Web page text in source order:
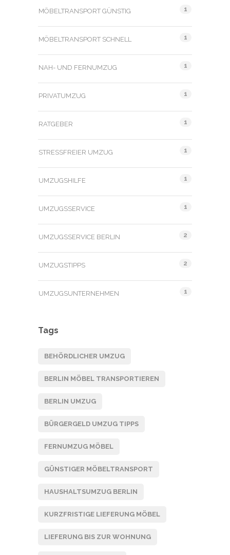
MÖBELTRANSPORT GÜNSTIG 1
MÖBELTRANSPORT SCHNELL 1
NAH- UND FERNUMZUG 1
PRIVATUMZUG 1
RATGEBER 1
STRESSFREIER UMZUG 1
UMZUGSHILFE 1
UMZUGSSERVICE 1
UMZUGSSERVICE BERLIN 2
UMZUGSTIPPS 2
UMZUGSUNTERNEHMEN 1
Tags
BEHÖRDLICHER UMZUG
BERLIN MÖBEL TRANSPORTIEREN
BERLIN UMZUG
BÜRGERGELD UMZUG TIPPS
FERNUMZUG MÖBEL
GÜNSTIGER MÖBELTRANSPORT
HAUSHALTSUMZUG BERLIN
KURZFRISTIGE LIEFERUNG MÖBEL
LIEFERUNG BIS ZUR WOHNUNG